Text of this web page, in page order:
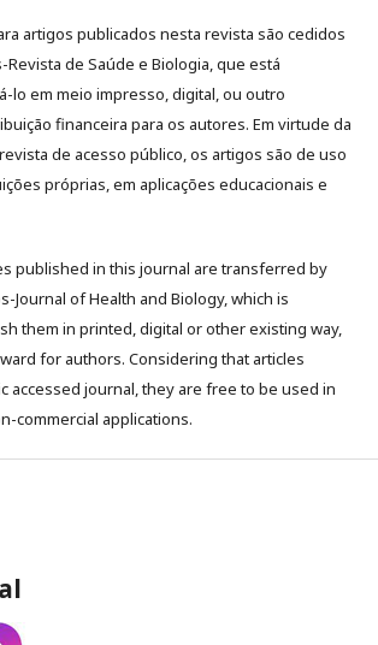
artigos publicados nesta revista são cedidos
Revista de Saúde e Biologia, que está
lo em meio impresso, digital, ou outro
financeira para os autores. Em virtude da
de acesso público, os artigos são de uso
próprias, em aplicações educacionais e
published in this journal are transferred by
Journal of Health and Biology, which is
them in printed, digital or other existing way,
for authors. Considering that articles
accessed journal, they are free to be used in
commercial applications.